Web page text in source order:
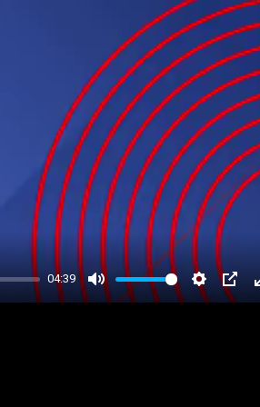
04:39
Mute Settings
PIP